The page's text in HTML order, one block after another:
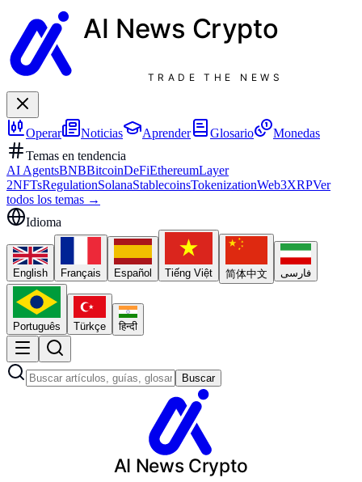
AI News Crypto
TRADE THE NEWS
Operar Noticias Aprender Glosario
Monedas
Temas en tendencia
AI AgentsBNBBitcoinDeFiEthereumLayer
2NFTsRegulationSolanaStablecoinsTokenizationWeb3XRPVer
todos los temas →
Idioma
English Français Español Tiếng Việt 简体中文 فارسی
Português Türkçe हिन्दी
Buscar
AI News Crypto